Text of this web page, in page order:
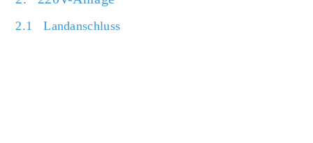
2.1 Landanschluss